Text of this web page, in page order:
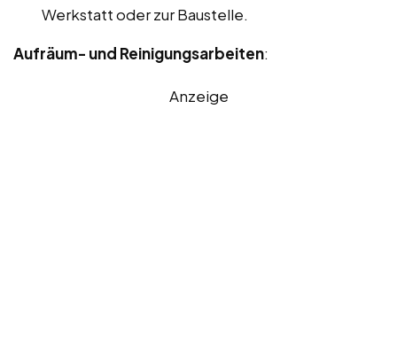
Werkstatt oder zur Baustelle.
Aufräum- und Reinigungsarbeiten:
Anzeige